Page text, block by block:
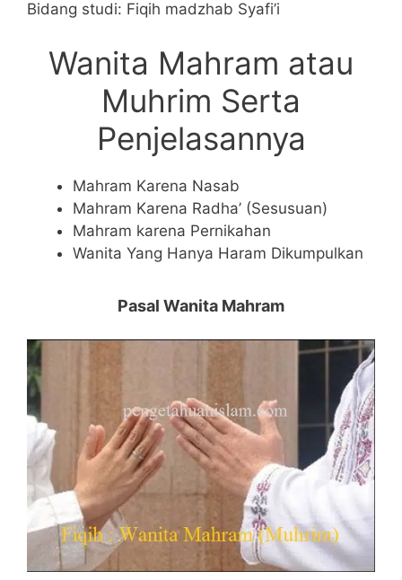
Bidang studi: Fiqih madzhab Syafi’i
Wanita Mahram atau
Muhrim Serta
Penjelasannya
Mahram Karena Nasab
Mahram Karena Radha’ (Sesusuan)
Mahram karena Pernikahan
Wanita Yang Hanya Haram Dikumpulkan
Pasal Wanita Mahram